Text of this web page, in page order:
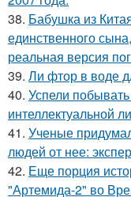
38. Бабушка из
единственного
реальная версия
39. Ли фтор в воде
40. Успели
интеллектуальной
41. Ученые
людей от нее:
42. Еще порция
"Артемида-2" во